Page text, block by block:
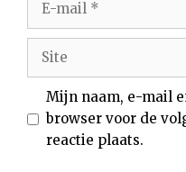
Site
Mijn naam, e-mail
browser voor de
reactie plaats.